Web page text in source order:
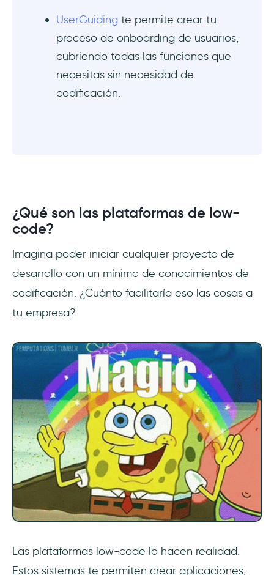
UserGuiding te permite crear tu
proceso de onboarding de usuarios,
cubriendo todas las funciones que
necesitas sin necesidad de
codificación.
¿Qué son las plataformas de low-
code?
Imagina poder iniciar cualquier proyecto de
desarrollo con un mínimo de conocimientos de
codificación. ¿Cuánto facilitaría eso las cosas a
tu empresa?
Las plataformas low-code lo hacen realidad.
Estos sistemas te permiten crear aplicaciones,